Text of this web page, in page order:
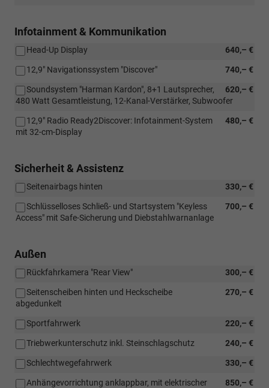
Infotainment & Kommunikation
640,– €
Head-Up Display
740,– €
12,9" Navigationssystem "Discover"
620,– €
Soundsystem "Harman Kardon", 8+1 Lautsprecher,
480 Watt Gesamtleistung, 12-Kanal-Verstärker, Subwoofer
480,– €
12,9" Radio Ready2Discover: Infotainment-System
mit 32-cm-Display
Sicherheit & Assistenz
330,– €
Seitenairbags hinten
700,– €
Schlüsselloses Schließ- und Startsystem "Keyless
Access" mit Safe-Sicherung und Diebstahlwarnanlage
Außen
300,– €
Rückfahrkamera "Rear View"
270,– €
Seitenscheiben hinten und Heckscheibe
abgedunkelt
220,– €
Sportfahrwerk
240,– €
Triebwerkunterschutz inkl. Steinschlagschutz
330,– €
Schlechtwegefahrwerk
850,– €
Anhängevorrichtung anklappbar, mit elektrischer